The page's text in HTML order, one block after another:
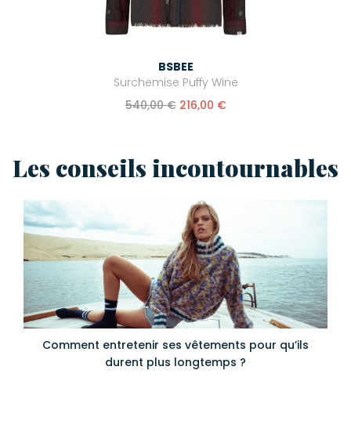
BSBEE
Surchemise Puffy Wine
540,00 € 216,00 €
Les conseils incontournables
Comment entretenir ses vêtements pour qu’ils
durent plus longtemps ?